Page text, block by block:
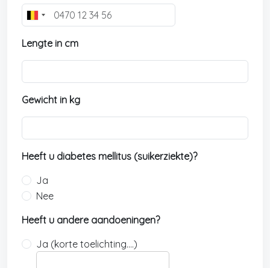
B
l
g
m
+
Lengte in cm
Gewicht in kg
Heeft u diabetes mellitus (suikerziekte)?
Ja
Nee
Heeft u andere aandoeningen?
Ja (korte toelichting….)